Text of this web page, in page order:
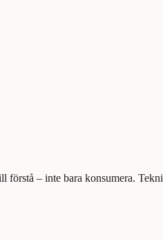
förstå – inte bara konsumera.